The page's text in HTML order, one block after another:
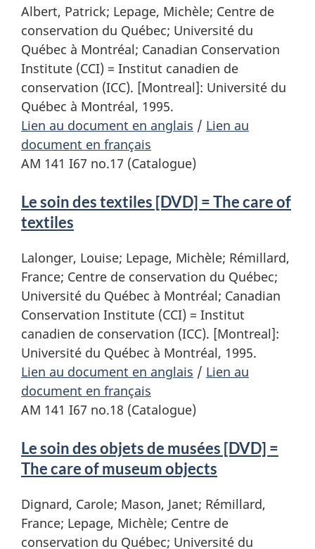
Albert, Patrick; Lepage, Michèle; Centre de
conservation du Québec; Université du
Québec à Montréal; Canadian Conservation
Institute (CCI) = Institut canadien de
conservation (ICC). [Montreal]: Université du
Québec à Montréal, 1995.
Lien au document en anglais / Lien au
document en français
AM 141 I67 no.17 (Catalogue)
Le soin des textiles [DVD] = The care of
textiles
Lalonger, Louise; Lepage, Michèle; Rémillard,
France; Centre de conservation du Québec;
Université du Québec à Montréal; Canadian
Conservation Institute (CCI) = Institut
canadien de conservation (ICC). [Montreal]:
Université du Québec à Montréal, 1995.
Lien au document en anglais / Lien au
document en français
AM 141 I67 no.18 (Catalogue)
Le soin des objets de musées [DVD] =
The care of museum objects
Dignard, Carole; Mason, Janet; Rémillard,
France; Lepage, Michèle; Centre de
conservation du Québec; Université du